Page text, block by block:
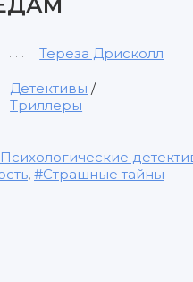
Тереза Дрисколл
Детективы /
Триллеры
Психологические
, Страшные тайны